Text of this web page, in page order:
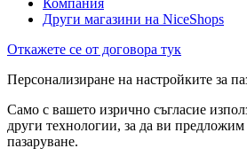
Други магазини на NiceShops
Откажете се от договора тук
Персонализиране на настройките за
Само с вашето изрично съгласие
други технологии, за да ви
пазаруване.